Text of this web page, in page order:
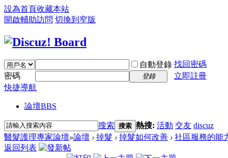
設為首頁收藏本站
開啟輔助訪問 切換到窄版
自動登錄 找回密碼
密碼
登錄
立即註冊
快捷導航
論壇BBS
搜索 搜索 熱搜: 活動 交友 discuz
醫髮護理專家論壇»論壇 › 掉髮 › 掉髮如何改善 › 社區服務的能
返回列表